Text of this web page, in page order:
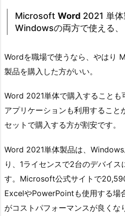
Microsoft Word 2021 単体
Windowsの両方で使える、
Wordを職場で使うなら、やはり
製品を購入した方がいい。
Word 2021単体で購入すること
アプリケーションも利用するこ
セットで購入する方が割安です。
Word 2021単体製品は、
り、1ライセンスで2台のデバイ
す。Microsoft公式サイトで
ExcelやPowerPointも使用する場
がコストパフォーマンスが良くな